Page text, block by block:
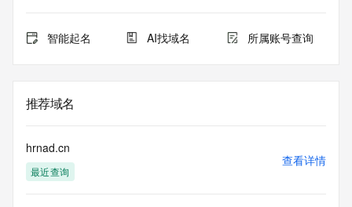
智能起名 AI找域名 所属账号查询
推荐域名
hrnad.cn
最近查询
查看详情